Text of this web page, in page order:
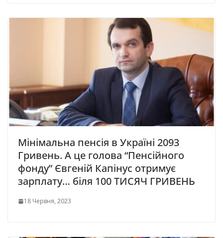
Мінімальна пенсія в Україні 2093
Гривень. А це голова “Пенсійного
фонду” Євгеній Капінус отримує
зарплату… біля 100 ТИСЯЧ ГРИВЕНЬ
18 Червня, 2023